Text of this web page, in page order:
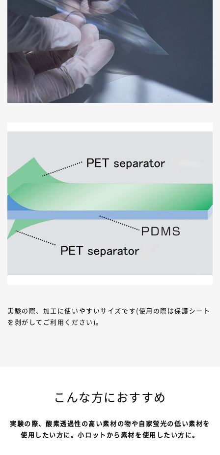
実験の際、加工に使いやすいサイズです(使用の際は保護シート
を剥がしてご利用ください)。
こんな方におすすめ
実験の際、酸素透過性の高い素材の物や自家蛍光の低い素材を
使用したい方に。小ロットから素材を使用したい方に。